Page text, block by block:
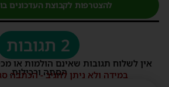
להצטרפות לקבוצת העדכונים
2 תגובות
אין לשלוח תגובות שאינם הולמות או
הסתה ורכילות.
במידה ולא ניתן להגיב - הכתבה